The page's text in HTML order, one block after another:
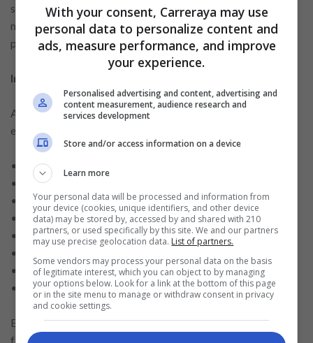
sino ajustar el énfasis. De este modo, el currículum se vuelve
más atractivo y demuestra que el candidato comprende el
perfil de la función.
Infografía: Estructura ideal de un currículum operativo
A continuación, una infografía textual ejemplifica la
estructura de un currículum eficiente y seguro:
• Datos personales básicos
• Objetivo profesional directo
• Experiencia relevante
• Formación académica
• Cursos complementarios
• Habilidades y competencias
• Información adicional (opcional)
• Revisión ortográfica y formato simple
Este modelo organiza la información de manera equilibrada,
facilitando la lectura y destacando lo realmente importante.
With your consent, Carreraya may use
personal data to personalize content and
ads, measure performance, and improve
your experience.
Personalised advertising and content, advertising and
content measurement, audience research and
services development
Store and/or access information on a device
Learn more
Your personal data will be processed and information from
your device (cookies, unique identifiers, and other device
data) may be stored by, accessed by and shared with 210
partners, or used specifically by this site. We and our partners
may use precise geolocation data. List of partners.
Some vendors may process your personal data on the basis
of legitimate interest, which you can object to by managing
your options below. Look for a link at the bottom of this page
or in the site menu to manage or withdraw consent in privacy
and cookie settings.